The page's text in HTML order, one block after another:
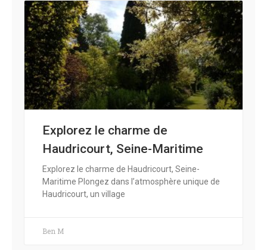
Explorez le charme de
Haudricourt, Seine-Maritime
Explorez le charme de Haudricourt, Seine-
Maritime Plongez dans l’atmosphère unique de
Haudricourt, un village
Ben M